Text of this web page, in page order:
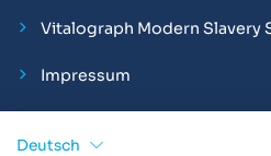
Vitalograph Modern Slavery
Impressum
Deutsch